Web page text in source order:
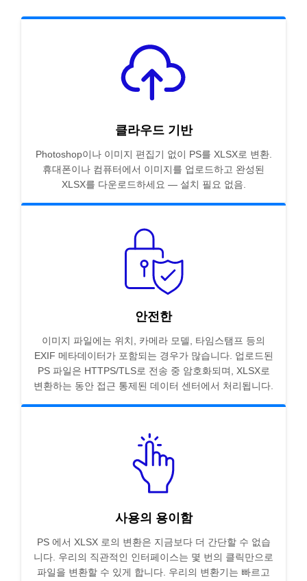
클라우드 기반
Photoshop이나 이미지 편집기 없이 PS를 XLSX로 변환.
휴대폰이나 컴퓨터에서 이미지를 업로드하고 완성된
XLSX를 다운로드하세요 — 설치 필요 없음.
안전한
이미지 파일에는 위치, 카메라 모델, 타임스탬프 등의
EXIF 메타데이터가 포함되는 경우가 많습니다. 업로드된
PS 파일은 HTTPS/TLS로 전송 중 암호화되며, XLSX로
변환하는 동안 접근 통제된 데이터 센터에서 처리됩니다.
사용의 용이함
PS 에서 XLSX 로의 변환은 지금보다 더 간단할 수 없습
니다. 우리의 직관적인 인터페이스는 몇 번의 클릭만으로
파일을 변환할 수 있게 합니다. 우리의 변환기는 빠르고